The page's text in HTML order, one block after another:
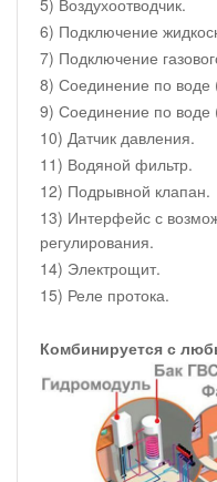
5) Воздухоотводчик.
6) Подключение
7) Подключение
8) Соединение по воде
9) Соединение по воде
10) Датчик давления.
11) Водяной фильтр.
12) Подрывной клапан.
13) Интерфейс с
регулирования.
14) Электрощит.
15) Реле протока.
Комбинируется с